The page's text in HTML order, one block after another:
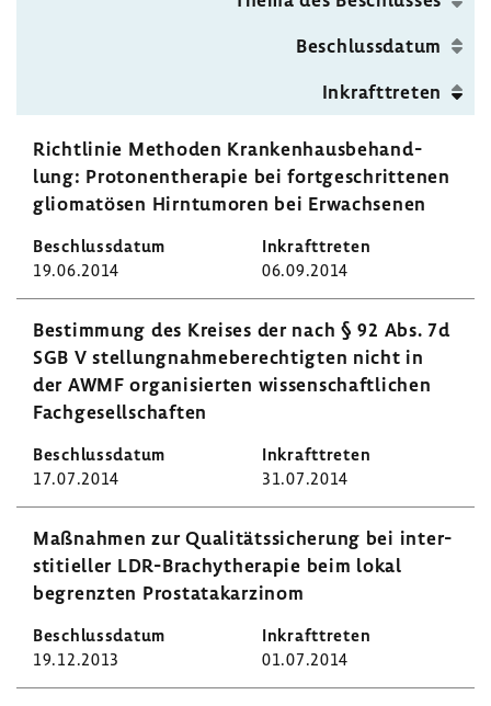
Beschluss­datum
Inkraft­treten
Richt­linie Methoden Kran­ken­haus­be­hand­
lung: Proto­nen­the­rapie bei fort­ge­schrit­tenen
glio­ma­tösen Hirn­tu­moren bei Erwach­senen
19.06.2014 06.09.2014
Bestim­mung des Kreises der nach § 92 Abs. 7d
SGB V stel­lung­nah­me­be­rech­tigten nicht in
der AWMF orga­ni­sierten wissen­schaft­li­chen
Fach­ge­sell­schaften
17.07.2014 31.07.2014
Maßnahmen zur Quali­täts­si­che­rung bei inter­
s­ti­ti­eller LDR-​Brachytherapie beim lokal
begrenzten Prostata­kar­zinom
19.12.2013 01.07.2014